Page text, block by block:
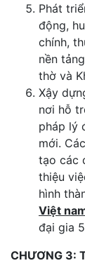
Phát
động,
chính,
nền
thờ và
Xậy
nơi hỗ
pháp lý
mới.
tạo các
thiệu
hình
Việt
đại gia
CHƯƠNG 3: